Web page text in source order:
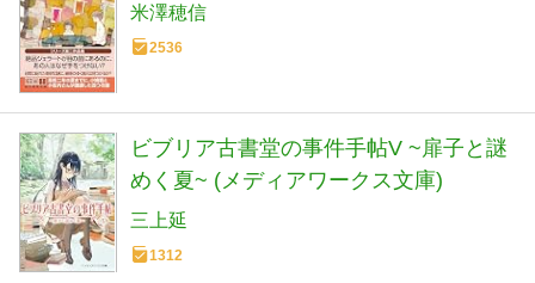
米澤穂信
2536
ビブリア古書堂の事件手帖V ~扉子と謎
めく夏~ (メディアワークス文庫)
三上延
1312